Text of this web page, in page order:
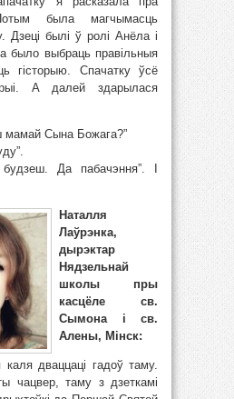
была магчымасць
Дзеці былі ў ролі Анёла і
было выбраць правільныя
гісторыю. Спачатку ўсё
А далей здарылася
мамай Сына Божага?”
Да пабачэння”. І
Наталля
Лаўрэнка,
дырэктар
Нядзельнай
школы пры
касцёле св.
Сымона і св.
Алены, Мінск:
дваццаці гадоў таму.
чацвер, таму з дзеткамі